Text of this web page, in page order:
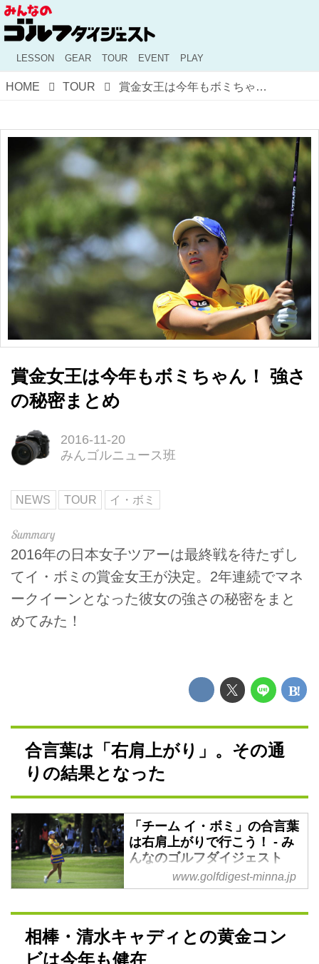
LESSON GEAR TOUR EVENT PLAY
HOME TOUR 賞金女王は今年もボミちゃん！ 強さの秘密まとめ
賞金女王は今年もボミちゃん！ 強さ
の秘密まとめ
2016-11-20
みんゴルニュース班
NEWS TOUR イ・ボミ
2016年の日本女子ツアーは最終戦を待たずし
てイ・ボミの賞金女王が決定。2年連続でマネ
ークイーンとなった彼女の強さの秘密をまと
めてみた！
合言葉は「右肩上がり」。その通
りの結果となった
「チーム イ・ボミ」の合言葉
は右肩上がりで行こう！ - み
んなのゴルフダイジェスト
女子ツアーのシーズンは3月から
ンをともに戦う「チーム イ・ボ
ミ」には合言葉があるんです。
「右肩上がりで行こう」
www.golfdigest-minna.jp
相棒・清水キャディとの黄金コン
ビは今年も健在